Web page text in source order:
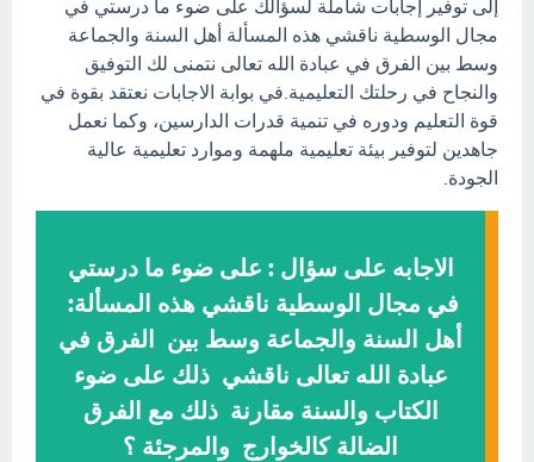
إلى توفير إجابات شاملة لسؤالك على ضوء ما درستي في
مجال الوسطية ناقشي هذه المسألة أهل السنة والجماعة
وسط بين الفرق في عبادة الله تعالى نتمنى لك التوفيق
والنجاح في رحلتك التعليمية.في بوابة الاجابات نعتقد بقوة في
قوة التعليم ودوره في تنمية قدرات الدارسين، وكما نعمل
جاهدين لتوفير بيئة تعليمية ملهمة وموارد تعليمية عالية
الجودة.
الاجابه على سؤال : على ضوء ما درستي
في مجال الوسطية ناقشي هذه المسألة:
أهل السنة والجماعة وسط بين الفرق في
عبادة الله تعالى ناقشي ذلك على ضوء
الكتاب والسنة مقارنة ذلك مع الفرق
الضالة كالخوارج والمرجئة ؟